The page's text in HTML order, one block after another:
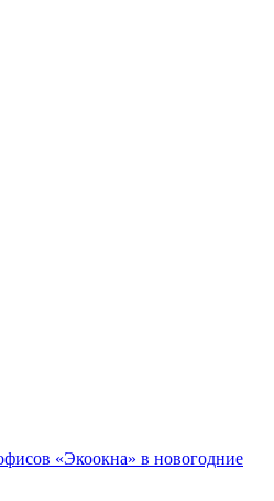
«Экоокна» в новогодние